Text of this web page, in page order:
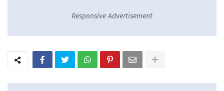
Responsive Advertisement